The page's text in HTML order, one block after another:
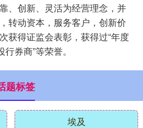
、创新、灵活为经营理念，并
转动资本，服务客户，创新价
获得证监会表彰，获得过“年度
券商”等荣誉。
题标签
埃及